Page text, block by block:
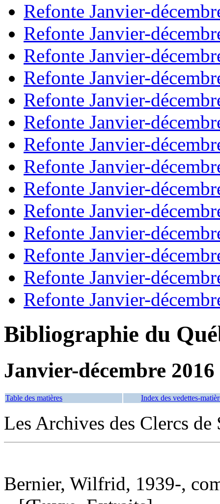
Refonte Janvier-
Refonte Janvier-
Refonte Janvier-
Refonte Janvier-
Refonte Janvier-
Refonte Janvier-
Refonte Janvier-
Refonte Janvier-
Refonte Janvier-
Refonte Janvier-
Refonte Janvier-
Refonte Janvier-
Refonte Janvier-
Refonte Janvier-
Bibliographie du
Janvier-décembre 2016
Table des matières Index des vedettes-
Les Archives des Clercs
Bernier, Wilfrid, 1939-,